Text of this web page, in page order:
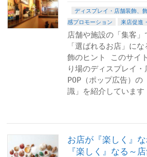
ディスプレイ・店舗装飾、
感プロモーション
来店促進
店舗や施設の「集客
「選ばれるお店」に
飾のヒント このサイ
り場のディスプレイ・
POP（ポップ広告）
識」を紹介していま
お店が『楽しく』
『楽しく』なる～